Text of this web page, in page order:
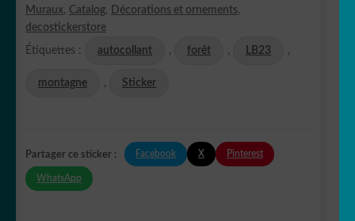
Muraux, Catalog, Décorations et ornements,
decostickerstore
Étiquettes : autocollant , forêt , LB23 ,
montagne , Sticker
Partager ce sticker : Facebook X Pinterest
WhatsApp